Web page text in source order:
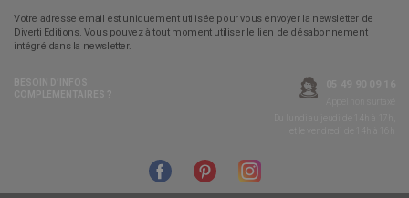
Votre adresse email est uniquement utilisée pour vous envoyer la newsletter de
Diverti Editions. Vous pouvez à tout moment utiliser le lien de désabonnement
intégré dans la newsletter.